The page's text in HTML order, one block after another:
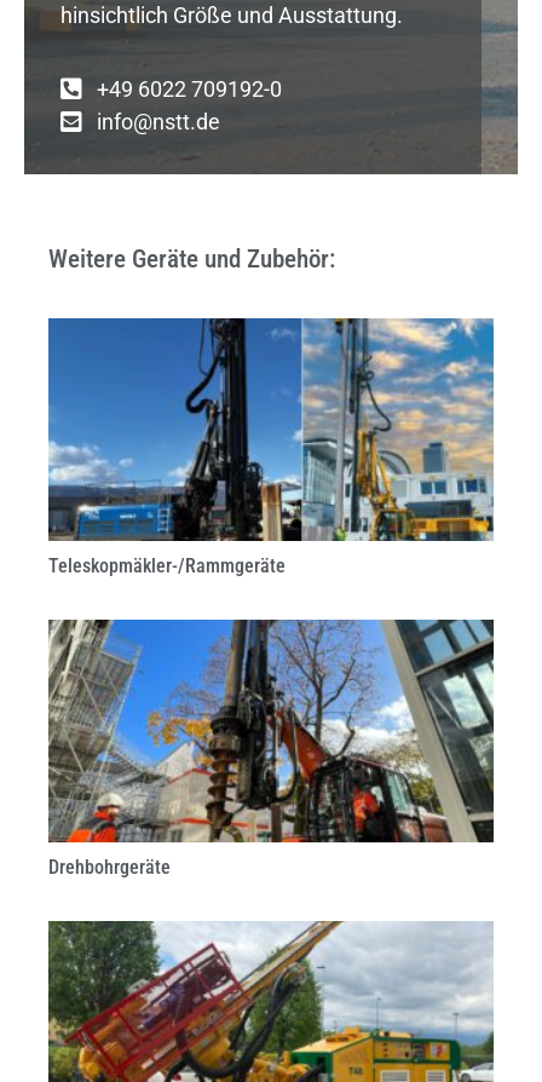
hinsichtlich Größe und Ausstattung.
+49 6022 709192-0
info@nstt.de
Weitere Geräte und Zubehör:
Teleskopmäkler-/Rammgeräte
Drehbohrgeräte